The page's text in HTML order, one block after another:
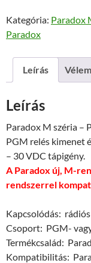
-
mennyiség
Kategória: Paradox
Paradox
Leírás
Leírás
Paradox M széria –
PGM relés kimenet
– 30 VDC tápigény.
A Paradox új, M-
rendszerrel
Kapcsolódás: rádiós
Csoport: PGM-
Termékcsalád:
Kompatibilitás: